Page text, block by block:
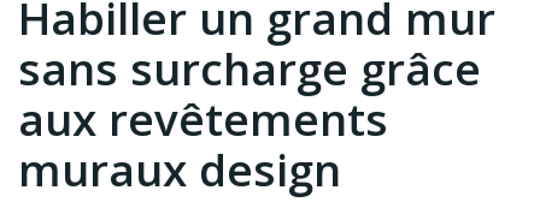
Habiller un grand mur
sans surcharge grâce
aux revêtements
muraux design